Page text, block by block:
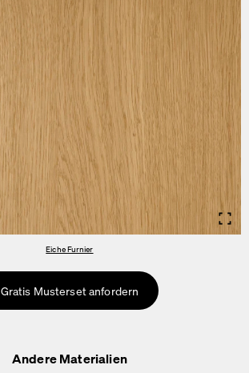
Info
Eiche Furnier
Gratis Musterset anfordern
Andere Materialien